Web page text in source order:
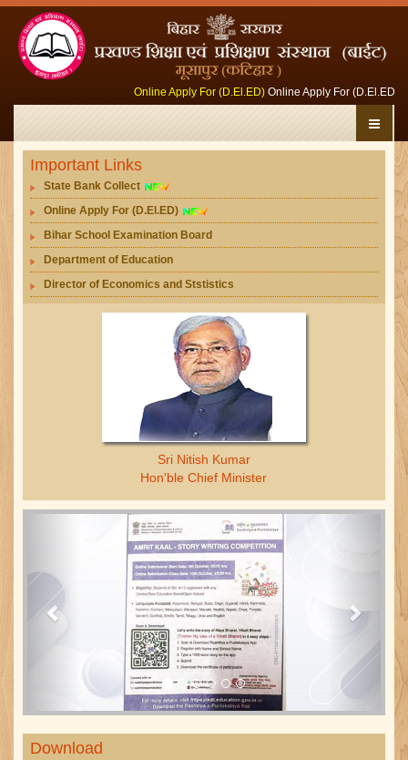
Online Apply For (D.El.ED) Online Apply For (D.El.ED)
Important Links
State Bank Collect
Online Apply For (D.El.ED)
Bihar School Examination Board
Department of Education
Director of Economics and Ststistics
Sri Nitish Kumar
Hon'ble Chief Minister
Download